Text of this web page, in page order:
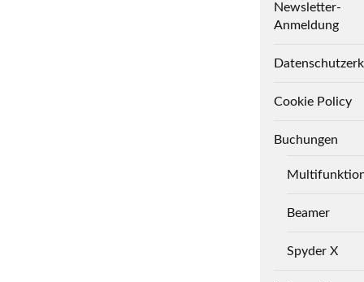
Newsletter-
Anmeldung
Cookie Policy
Buchungen
Beamer
Spyder X